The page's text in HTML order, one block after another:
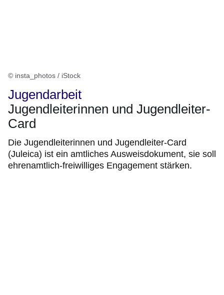
© insta_photos / iStock
Jugendarbeit
Jugendleiterinnen und Jugendleiter-
Card
Die Jugendleiterinnen und Jugendleiter-Card
(Juleica) ist ein amtliches Ausweisdokument, sie soll
ehrenamtlich-freiwilliges Engagement stärken.